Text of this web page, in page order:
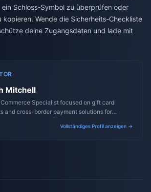
Schloss-Symbol zu überprüfen oder
kopieren. Wende die Sicherheits-Checkliste
deine Zugangsdaten und lade mit
Mitchell
Specialist focused on gift card
and cross-border payment solutions for
Vollständiges Profil anzeigen →